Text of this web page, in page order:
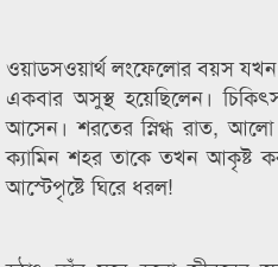
ওয়াডসওয়ার্থ লংফেলোর বয়স
একবার অসুস্থ হয়েছিলেন।
আসেন। শরতের স্নিগ্ধ রাত, আলো
ক্যামিন শহর তাকে তখন আকৃষ্ট
আস্টেপৃষ্টে ঘিরে ধরল!